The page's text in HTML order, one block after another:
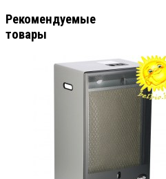
Рекомендуемые
товары